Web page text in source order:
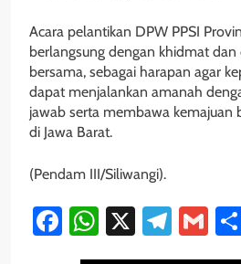
Acara pelantikan DPW PPSI
berlangsung dengan khidmat
bersama, sebagai harapan agar
dapat menjalankan amanah
jawab serta membawa kemajuan
di Jawa Barat.
(Pendam III/Siliwangi).
Facebook
WhatsApp
X